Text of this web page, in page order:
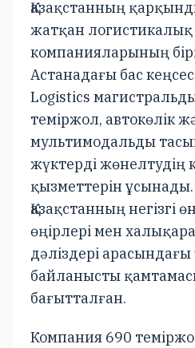
Қазақстанның
жатқан логистикалық
компанияларының
Астанадағы бас
Logistics
теміржол, автокөлік
мультимодальды
жүктерді жөнелтудің
қызметтерін ұсынады.
Қазақстанның негізгі
өңірлері мен
дәліздері арасындағы
байланысты
бағытталған.
Компания 690